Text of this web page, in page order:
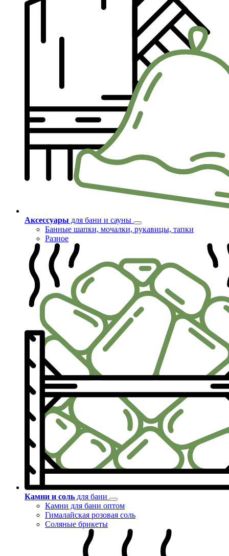
Аксессуары для бани и сауны
Банные шапки, мочалки, рукавицы, тапки
Разное
Камни и соль для бани
Камни для бани оптом
Гималайская розовая соль
Соляные брикеты